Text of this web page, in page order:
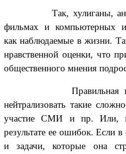
Так, хулиганы,
фильмах и компьютерных
как наблюдаемые в жизни.
нравственной оценки, что
общественного мнения
Правильная
нейтрализовать такие
участие СМИ и пр. Или,
результате ее ошибок. Если в
и задачи, которые она